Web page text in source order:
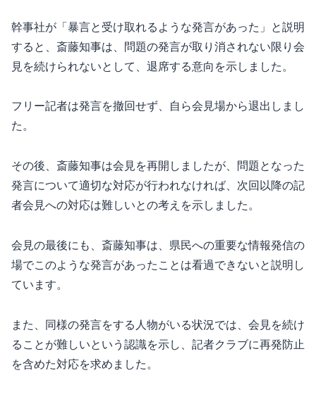
幹事社が「暴言と受け取れるような発言があった」と説明
すると、斎藤知事は、問題の発言が取り消されない限り会
見を続けられないとして、退席する意向を示しました。
フリー記者は発言を撤回せず、自ら会見場から退出しまし
た。
その後、斎藤知事は会見を再開しましたが、問題となった
発言について適切な対応が行われなければ、次回以降の記
者会見への対応は難しいとの考えを示しました。
会見の最後にも、斎藤知事は、県民への重要な情報発信の
場でこのような発言があったことは看過できないと説明し
ています。
また、同様の発言をする人物がいる状況では、会見を続け
ることが難しいという認識を示し、記者クラブに再発防止
を含めた対応を求めました。